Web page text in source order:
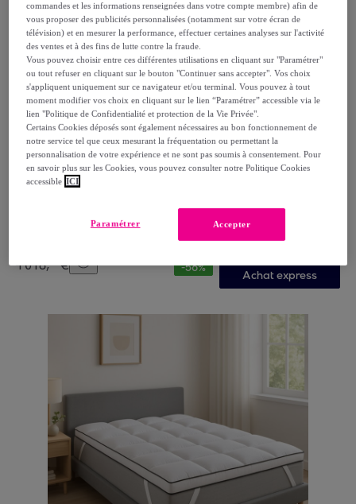
Bellecour
Matelas Copenhague, Soutien Ferme, 24 cm, Mémoire
1018,99 € -56%
Achat express
commandes et les informations renseignées dans votre compte membre) afin de
vous proposer des publicités personnalisées (notamment sur votre écran de
télévision) et en mesurer la performance, effectuer certaines analyses sur l'activité
des ventes et à des fins de lutte contre la fraude.
Vous pouvez choisir entre ces différentes utilisations en cliquant sur "Paramétrer"
ou tout refuser en cliquant sur le bouton "Continuer sans accepter". Vos choix
s'appliquent uniquement sur ce navigateur et/ou terminal. Vous pouvez à tout
moment modifier vos choix en cliquant sur le lien “Paramétrer” accessible via le
lien "Politique de Confidentialité et protection de la Vie Privée".
Certains Cookies déposés sont également nécessaires au bon fonctionnement de
notre service tel que ceux mesurant la fréquentation ou permettant la
personnalisation de votre expérience et ne sont pas soumis à consentement. Pour
en savoir plus sur les Cookies, vous pouvez consulter notre Politique Cookies
accessible ICI
Accepter
Paramétrer